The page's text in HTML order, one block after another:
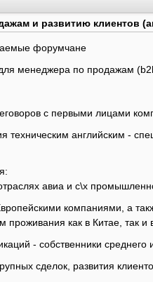
и развитию клиентов
форумчане
менеджера по продажам
с первыми лицами
техническим английским -
авиа и с\х
компаниями, а
проживания как в Китае, так и
- собственники среднего
сделок, развития